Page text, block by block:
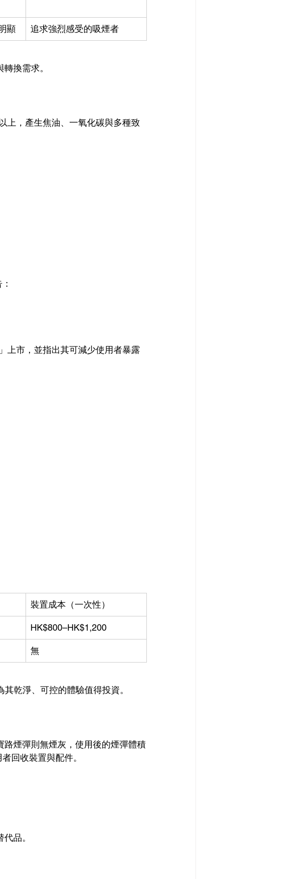
顯 追求強烈感受的吸煙者
換需求。
上，產生焦油、一氧化碳與多種致
上市，並指出其可減少使用者暴露
裝置成本（一次性）
HK$800–HK$1,200
無
乾淨、可控的體驗值得投資。
煙彈則無煙灰，使用後的煙彈體積
回收裝置與配件。
品。